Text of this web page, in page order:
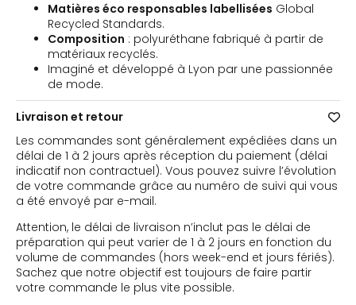
Matières éco responsables labellisées Global
Recycled Standards.
Composition : polyuréthane fabriqué à partir de
matériaux recyclés.
Imaginé et développé à Lyon par une passionnée
de mode.
Livraison et retour
Les commandes sont généralement expédiées dans un
délai de 1 à 2 jours après réception du paiement (délai
indicatif non contractuel). Vous pouvez suivre l’évolution
de votre commande grâce au numéro de suivi qui vous
a été envoyé par e-mail.
Attention, le délai de livraison n’inclut pas le délai de
préparation qui peut varier de 1 à 2 jours en fonction du
volume de commandes (hors week-end et jours fériés).
Sachez que notre objectif est toujours de faire partir
votre commande le plus vite possible.